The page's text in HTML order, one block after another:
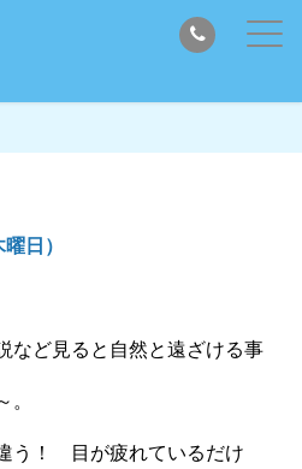
日）
など見ると自然と遠ざける事
。
う！ 目が疲れているだけ